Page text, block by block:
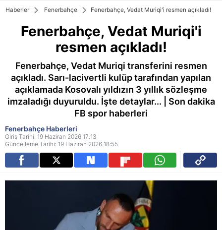
Haberler Fenerbahçe Fenerbahçe, Vedat Muriqi'i resmen açıkladı!
Fenerbahçe, Vedat Muriqi'i
resmen açıkladı!
Fenerbahçe, Vedat Muriqi transferini resmen
açıkladı. Sarı-lacivertli kulüp tarafından yapılan
açıklamada Kosovalı yıldızın 3 yıllık sözleşme
imzaladığı duyuruldu. İşte detaylar... | Son dakika
FB spor haberleri
Fenerbahçe Haberleri
Giriş Tarihi: 19 Haziran 2026 17:13
Güncelleme Tarihi: 19 Haziran 2026 18:55